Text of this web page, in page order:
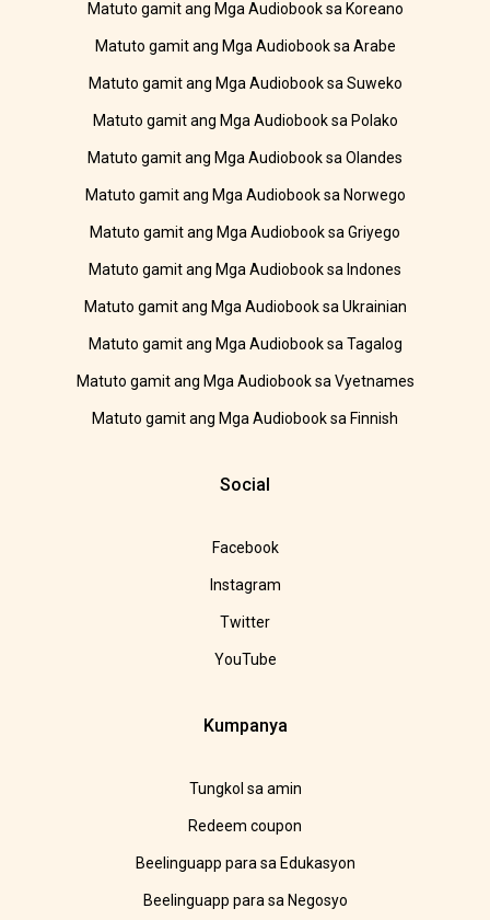
Matuto gamit ang Mga Audiobook sa Koreano
Matuto gamit ang Mga Audiobook sa Arabe
Matuto gamit ang Mga Audiobook sa Suweko
Matuto gamit ang Mga Audiobook sa Polako
Matuto gamit ang Mga Audiobook sa Olandes
Matuto gamit ang Mga Audiobook sa Norwego
Matuto gamit ang Mga Audiobook sa Griyego
Matuto gamit ang Mga Audiobook sa Indones
Matuto gamit ang Mga Audiobook sa Ukrainian
Matuto gamit ang Mga Audiobook sa Tagalog
Matuto gamit ang Mga Audiobook sa Vyetnames
Matuto gamit ang Mga Audiobook sa Finnish
Social
Facebook
Instagram
Twitter
YouTube
Kumpanya
Tungkol sa amin
Redeem coupon
Beelinguapp para sa Edukasyon
Beelinguapp para sa Negosyo